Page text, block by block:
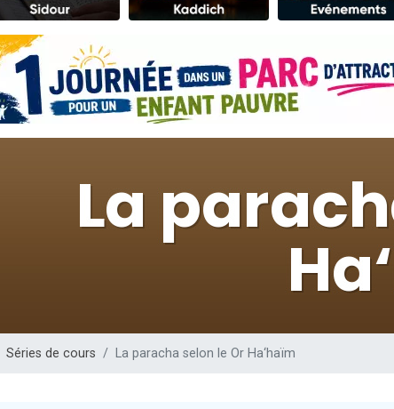
Il reste 49 places pour étudier en groupe
3 personnes viennent de nous rejoindre sur
2 personnes viennent de nous rejoindre sur
3 personnes viennent de nous rejoindre sur
8 personnes viennent de faire un don
Nouvelle émission radio : Visions de
61 personnes viennent de demander une
Il reste 49 places pour étudier en groupe
Séries de cours La paracha selon le Or Ha‘haïm